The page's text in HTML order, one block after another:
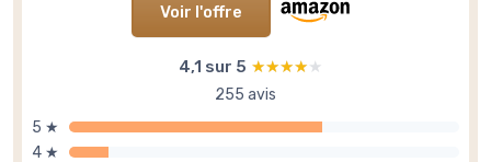
Voir l'offre
4,1 sur 5 ★★★★★
★★★★★
255 avis
5 ★
4 ★